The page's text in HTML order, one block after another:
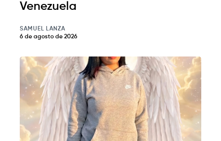
Venezuela
SAMUEL LANZA
6 de agosto de 2026